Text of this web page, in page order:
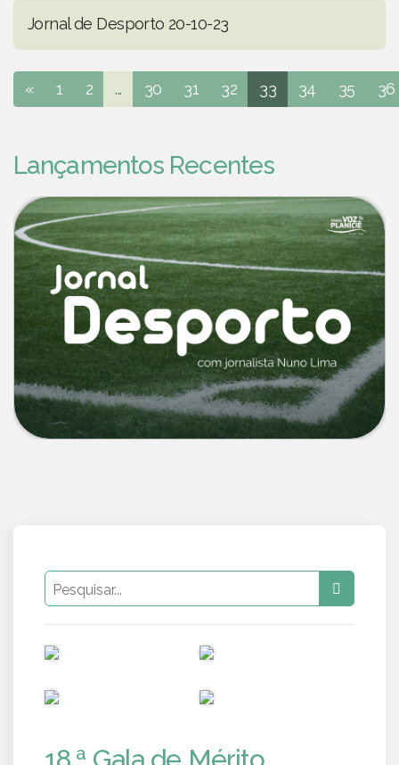
Jornal de Desporto 20-10-23
« 1 2 ... 30 31 32 33 34 35 36
Lançamentos Recentes